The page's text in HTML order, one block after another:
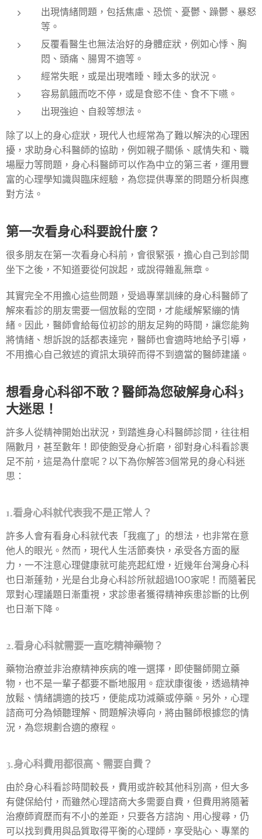
出現情緒問題，包括焦慮、恐慌、憂鬱、躁鬱、暴怒
等。
反覆看醫生也無法治好的身體症狀，例如心悸、胸
悶、頭痛、腸胃不適等。
經常失眠，或是出現嗜睡、睡太多的狀況。
容易飢餓而吃不停，或是食慾不佳、食不下嚥。
出現強迫、自殺等想法。
除了以上的身心症狀，現代人也經常為了難以解決的心理困
擾，求助身心科醫師的協助，例如親子關係、感情失和、職
場壓力等問題，身心科醫師可以作為中立的第三者，運用豐
富的心理學知識與臨床經驗，為您提供專業的問題分析與應
對方法。
第一次看身心科要說什麼？
很多朋友在第一次看身心科前，會很緊張，擔心自己到診間
坐下之後，不知道要從何說起，或說得雜亂無章。
其實完全不用擔心這些問題，受過專業訓練的身心科醫師了
解來看診的朋友需要一個放鬆的空間，才能緩解緊繃的情
緒。因此，醫師會給每位初診的朋友足夠的時間，讓您能夠
將情緒、想訴說的話都表達完，醫師也會適時地給予引導，
不用擔心自己敘述的資訊太瑣碎而得不到適當的醫師建議。
想看身心科卻不敢？醫師為您破解身心科3
大迷思！
許多人從精神開始出狀況，到踏進身心科醫師診間，往往相
隔數月，甚至數年！即使飽受身心折磨，卻對身心科看診裹
足不前，這是為什麼呢？以下為你解答3個常見的身心科迷
思：
1.看身心科就代表我不是正常人？
許多人會有看身心科就代表「我瘋了」的想法，也非常在意
他人的眼光。然而，現代人生活節奏快，承受各方面的壓
力，一不注意心理健康就可能亮起紅燈，近幾年台灣身心科
也日漸蓬勃，光是台北身心科診所就超過100家呢！而隨著民
眾對心理議題日漸重視，求診患者獲得精神疾患診斷的比例
也日漸下降。
2.看身心科就需要一直吃精神藥物？
藥物治療並非治療精神疾病的唯一選擇，即使醫師開立藥
物，也不是一輩子都要不斷地服用。症狀康復後，透過精神
放鬆、情緒調適的技巧，便能成功減藥或停藥。另外，心理
諮商可分為傾聽理解、問題解決導向，將由醫師根據您的情
況，為您規劃合適的療程。
3.身心科費用都很高、需要自費？
由於身心科看診時間較長，費用或許較其他科別高，但大多
有健保給付，而雖然心理諮商大多需要自費，但費用將隨著
治療師資歷而有不小的差距，只要各方諮詢、用心搜尋，仍
可以找到費用與品質取得平衡的心理師，享受貼心、專業的